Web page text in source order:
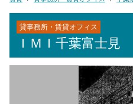
貸事務所・賃貸オフィス
ＩＭＩ千葉富士見